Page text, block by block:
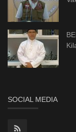
SOCIAL MEDIA